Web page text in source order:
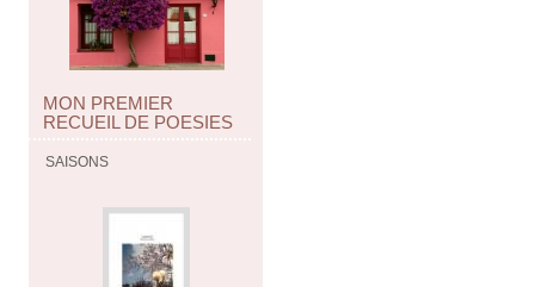
MON PREMIER
RECUEIL DE POESIES
SAISONS